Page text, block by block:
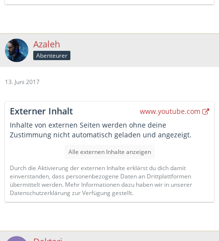
Azaleh
Abenteurer
13. Juni 2017
Externer Inhalt
www.youtube.com
Inhalte von externen Seiten werden ohne deine
Zustimmung nicht automatisch geladen und angezeigt.
Alle externen Inhalte anzeigen
Durch die Aktivierung der externen Inhalte erklärst du dich damit
einverstanden, dass personenbezogene Daten an Drittplattformen
übermittelt werden. Mehr Informationen dazu haben wir in unserer
Datenschutzerklärung zur Verfügung gestellt.